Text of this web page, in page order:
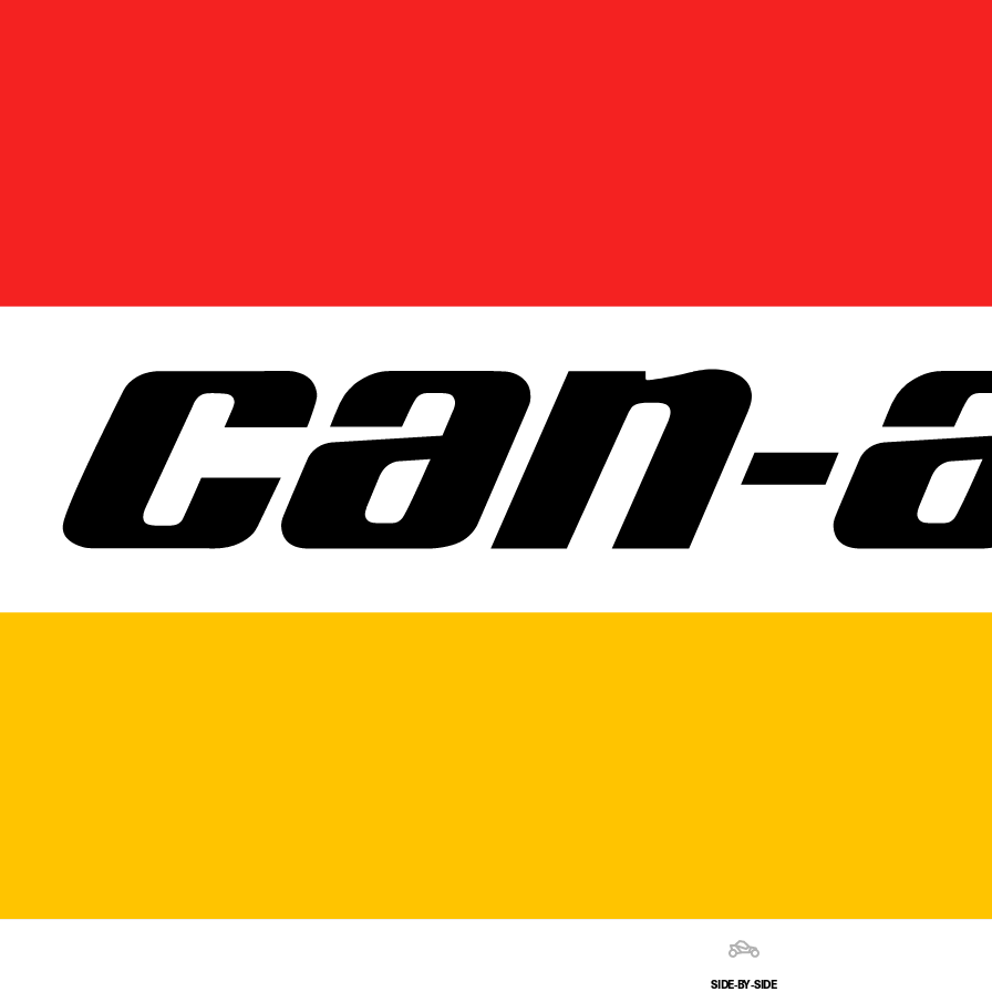
SIDE‑BY‑SIDE